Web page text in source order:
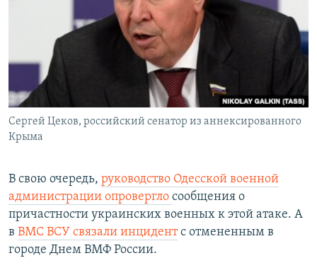
Сергей Цеков, российский сенатор из аннексированного
Крыма
В свою очередь, руководство Одесской военной
администрации опровергло сообщения о
причастности украинских военных к этой атаке. А
в ВМС ВСУ связали инцидентс отмененным в
городе Днем ВМФ России.